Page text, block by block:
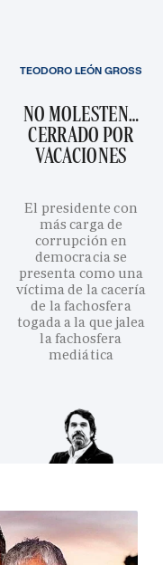
NO MOLESTEN…
CERRADO POR
VACACIONES
El presidente con
más carga de
corrupción en
democracia se
presenta como una
víctima de la cacería
de la fachosfera
togada a la que jalea
la fachosfera
mediática
TEODORO LEÓN GROSS